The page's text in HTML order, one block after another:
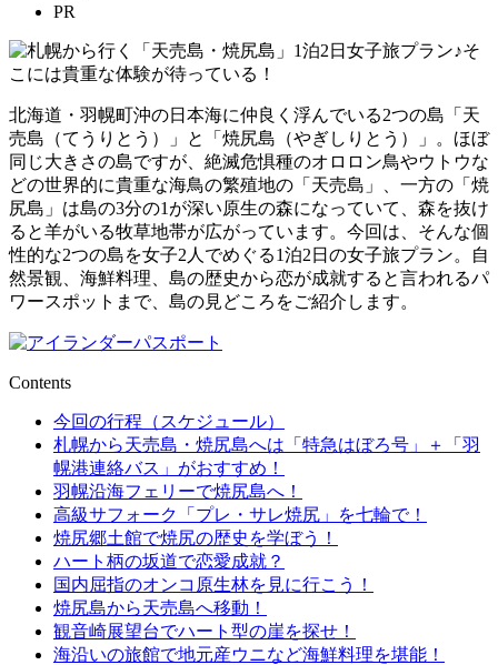
PR
北海道・羽幌町沖の日本海に仲良く浮んでいる2つの島「天
売島（てうりとう）」と「焼尻島（やぎしりとう）」。ほぼ
同じ大きさの島ですが、絶滅危惧種のオロロン鳥やウトウな
どの世界的に貴重な海鳥の繁殖地の「天売島」、一方の「焼
尻島」は島の3分の1が深い原生の森になっていて、森を抜け
ると羊がいる牧草地帯が広がっています。今回は、そんな個
性的な2つの島を女子2人でめぐる1泊2日の女子旅プラン。自
然景観、海鮮料理、島の歴史から恋が成就すると言われるパ
ワースポットまで、島の見どころをご紹介します。
Contents
今回の行程（スケジュール）
札幌から天売島・焼尻島へは「特急はぼろ号」＋「羽
幌港連絡バス」がおすすめ！
羽幌沿海フェリーで焼尻島へ！
高級サフォーク「プレ・サレ焼尻」を七輪で！
焼尻郷土館で焼尻の歴史を学ぼう！
ハート柄の坂道で恋愛成就？
国内屈指のオンコ原生林を見に行こう！
焼尻島から天売島へ移動！
観音崎展望台でハート型の崖を探せ！
海沿いの旅館で地元産ウニなど海鮮料理を堪能！